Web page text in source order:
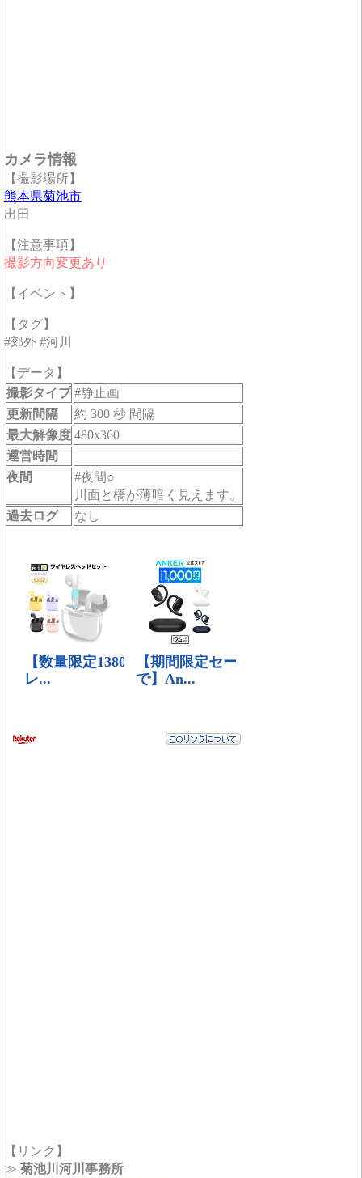
カメラ情報
【撮影場所】
熊本県菊池市
出田
【注意事項】
撮影方向変更あり
【イベント】
【タグ】
#郊外 #河川
【データ】
撮影タイプ #静止画
更新間隔
約 300 秒 間隔
最大解像度 480x360
運営時間
夜間
#夜間○
川面と橋が薄暗く見えます。
過去ログ
なし
【リンク】
≫ 菊池川河川事務所